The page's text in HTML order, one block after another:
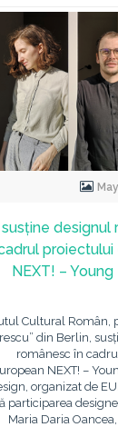
susține designul
NEXT! –
Cultural Român,
din Berlin,
românesc în
NEXT! –
organizat de
participarea
Maria Daria